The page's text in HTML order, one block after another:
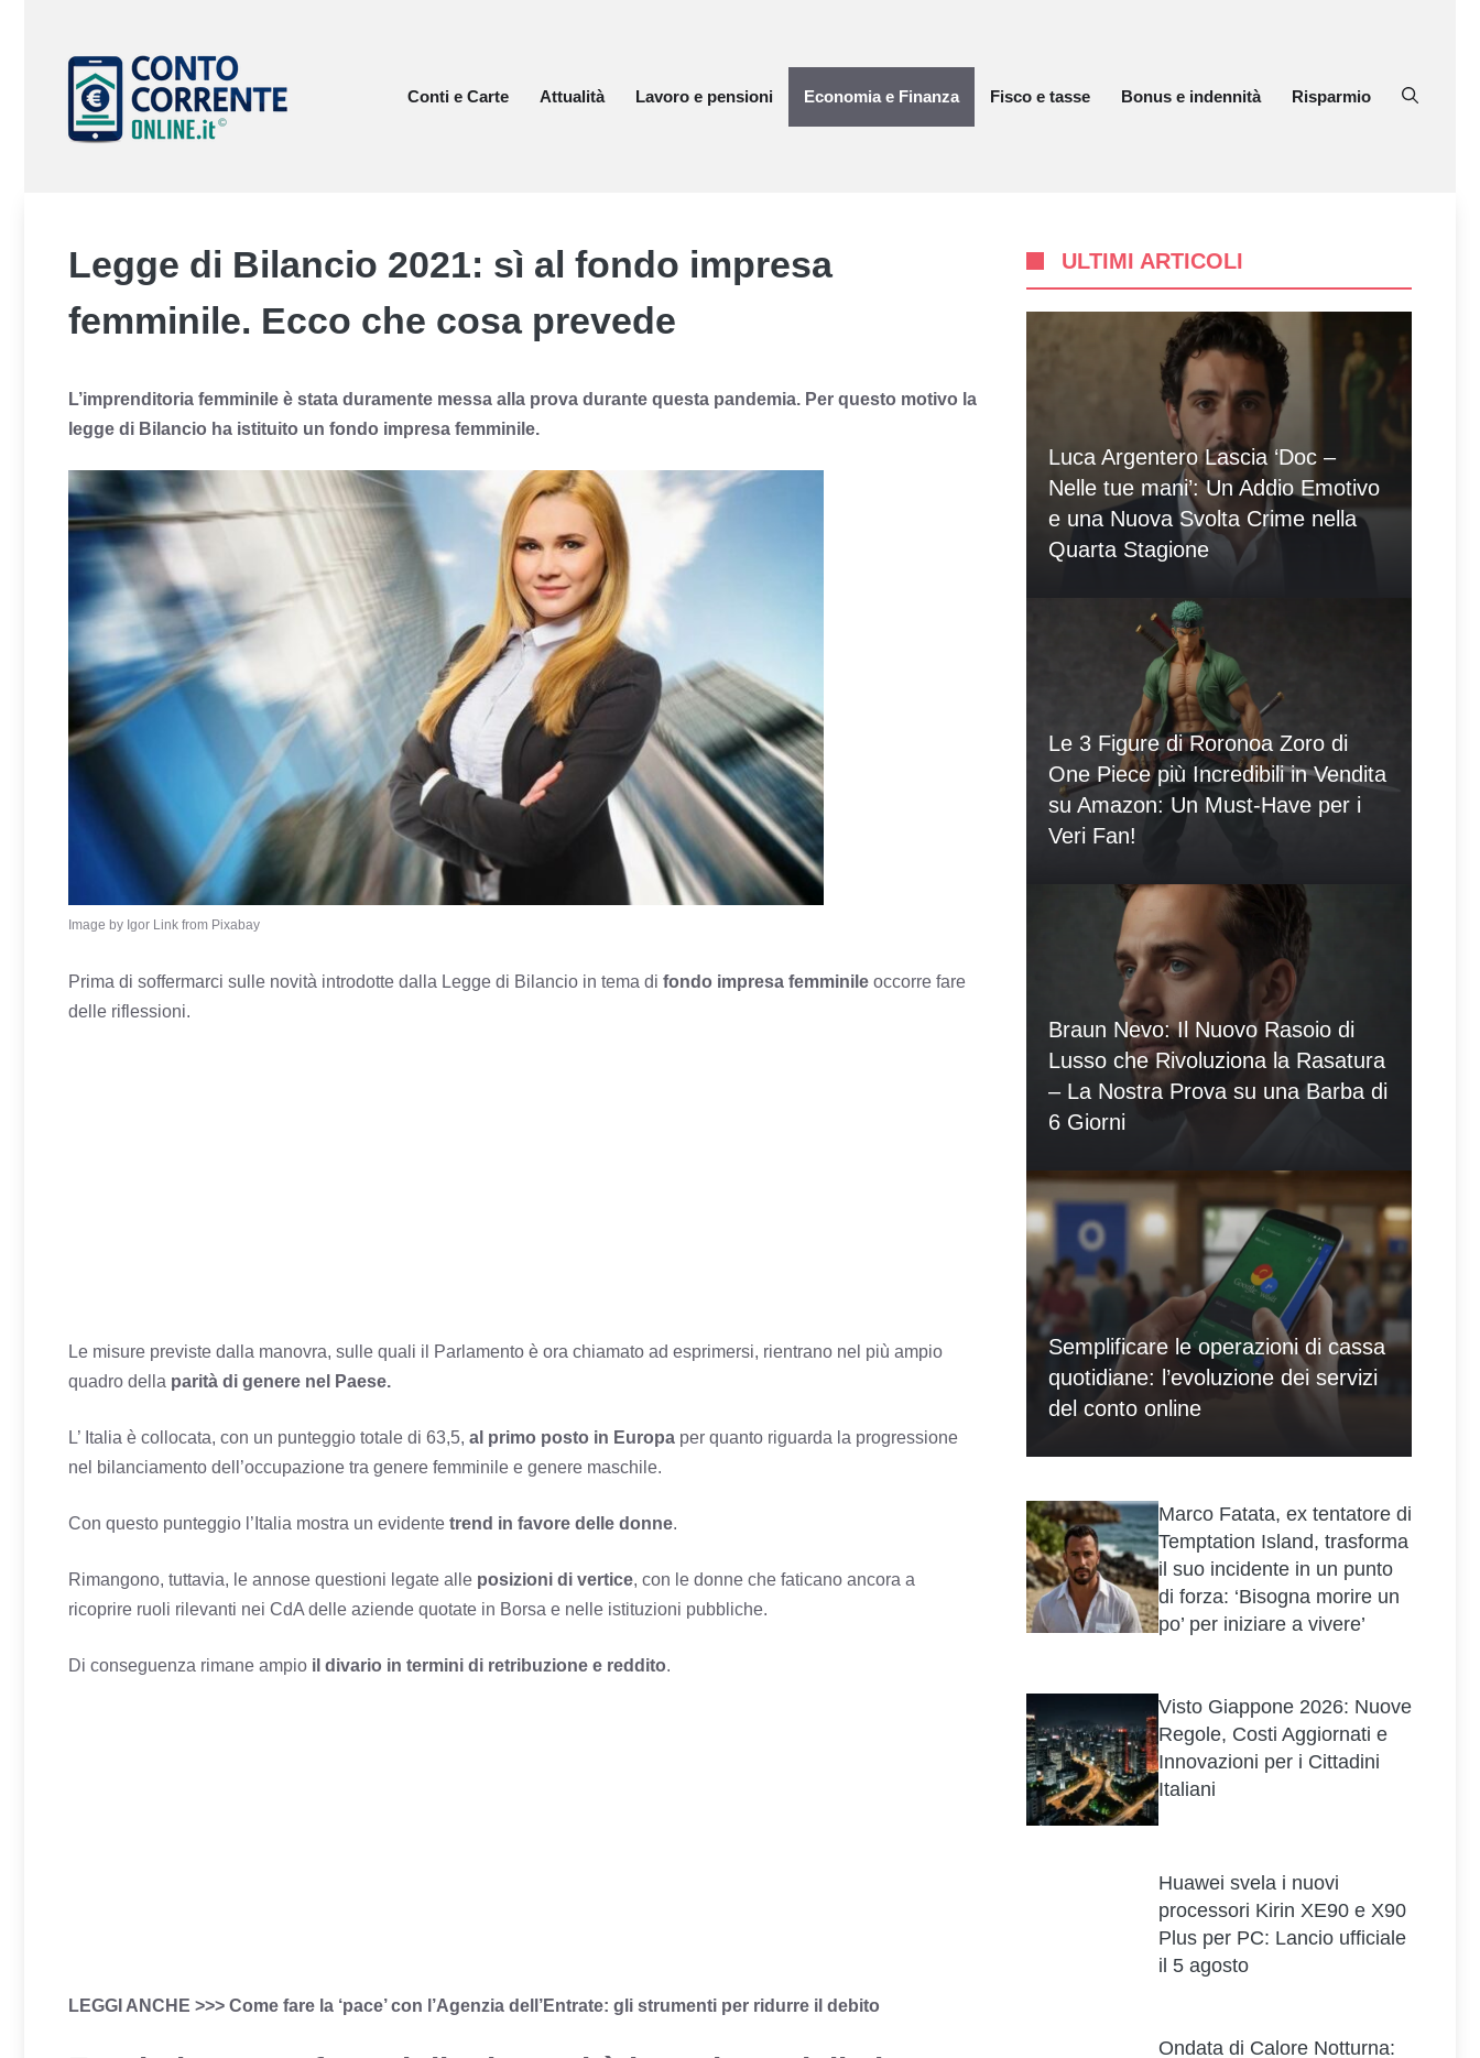
contenuto
Conti e Carte
Attualità Lavoro e pensioni Economia e Finanza Fisco e tasse Bonus e indennità Risparmio
Legge di Bilancio 2021: sì al fondo impresa
femminile. Ecco che cosa prevede
L’imprenditoria femminile è stata duramente messa alla prova durante questa pandemia. Per questo motivo la
legge di Bilancio ha istituito un fondo impresa femminile.
Image by Igor Link from Pixabay
Prima di soffermarci sulle novità introdotte dalla Legge di Bilancio in tema di fondo impresa femminile occorre fare
delle riflessioni.
Le misure previste dalla manovra, sulle quali il Parlamento è ora chiamato ad esprimersi, rientrano nel più ampio
quadro della parità di genere nel Paese.
L’ Italia è collocata, con un punteggio totale di 63,5, al primo posto in Europa per quanto riguarda la progressione
nel bilanciamento dell’occupazione tra genere femminile e genere maschile.
Con questo punteggio l’Italia mostra un evidente trend in favore delle donne.
Rimangono, tuttavia, le annose questioni legate alle posizioni di vertice, con le donne che faticano ancora a
ricoprire ruoli rilevanti nei CdA delle aziende quotate in Borsa e nelle istituzioni pubbliche.
Di conseguenza rimane ampio il divario in termini di retribuzione e reddito.
LEGGI ANCHE >>> Come fare la ‘pace’ con l’Agenzia dell’Entrate: gli strumenti per ridurre il debito
ULTIMI ARTICOLI
Luca Argentero Lascia ‘Doc –
Nelle tue mani’: Un Addio Emotivo
e una Nuova Svolta Crime nella
Quarta Stagione
Le 3 Figure di Roronoa Zoro di
One Piece più Incredibili in Vendita
su Amazon: Un Must-Have per i
Veri Fan!
Braun Nevo: Il Nuovo Rasoio di
Lusso che Rivoluziona la Rasatura
– La Nostra Prova su una Barba di
6 Giorni
Semplificare le operazioni di cassa
quotidiane: l’evoluzione dei servizi
del conto online
Marco Fatata, ex tentatore di
Temptation Island, trasforma
il suo incidente in un punto
di forza: ‘Bisogna morire un
po’ per iniziare a vivere’
Visto Giappone 2026: Nuove
Regole, Costi Aggiornati e
Innovazioni per i Cittadini
Italiani
Huawei svela i nuovi
processori Kirin XE90 e X90
Plus per PC: Lancio ufficiale
il 5 agosto
Ondata di Calore Notturna: